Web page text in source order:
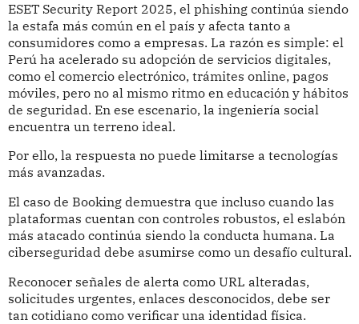
ESET Security Report 2025, el phishing continúa siendo
la estafa más común en el país y afecta tanto a
consumidores como a empresas. La razón es simple: el
Perú ha acelerado su adopción de servicios digitales,
como el comercio electrónico, trámites online, pagos
móviles, pero no al mismo ritmo en educación y hábitos
de seguridad. En ese escenario, la ingeniería social
encuentra un terreno ideal.
Por ello, la respuesta no puede limitarse a tecnologías
más avanzadas.
El caso de Booking demuestra que incluso cuando las
plataformas cuentan con controles robustos, el eslabón
más atacado continúa siendo la conducta humana. La
ciberseguridad debe asumirse como un desafío cultural.
Reconocer señales de alerta como URL alteradas,
solicitudes urgentes, enlaces desconocidos, debe ser
tan cotidiano como verificar una identidad física.